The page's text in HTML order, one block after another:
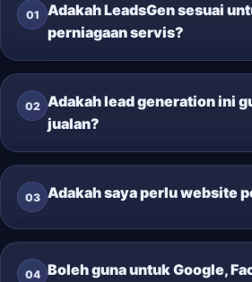
01
Adakah LeadsGen sesuai
perniagaan servis?
02 Adakah lead generation ini
jualan?
03 Adakah saya perlu website
04 Boleh guna untuk Google,